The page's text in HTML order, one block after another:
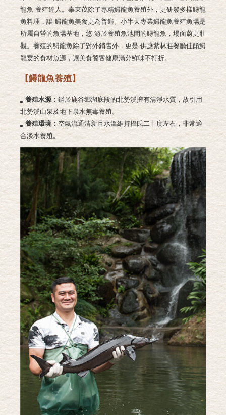
龍魚 養殖達人。辜東茂除了專精鱘龍魚養殖外，更研發多樣鱘龍
魚料理，讓 鱘龍魚美食更為普遍。小半天專業鱘龍魚養殖魚場是
所屬自營的魚場基地，悠 游於養殖魚池間的鱘龍魚，場面蔚更壯
觀。養殖的鱘龍魚除了對外銷售外，更是 供應紫林莊餐廳佳餚鱘
龍宴的食材魚源，讓美食饕客健康滿分鮮味不打折。
【鱘龍魚養殖】
養殖水源： 鑑於鹿谷鄉湖底段的北勢溪擁有清淨水質，故引用
北勢溪山泉及地下泉水無毒養殖。
養殖環境： 空氣流通清新且水溫維持攝氏 二十度左右，非常適
合淡水養殖。